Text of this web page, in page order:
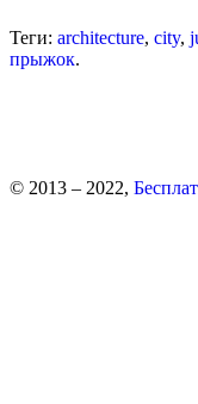
Теги: architecture, city,
прыжок.
© 2013 – 2022,